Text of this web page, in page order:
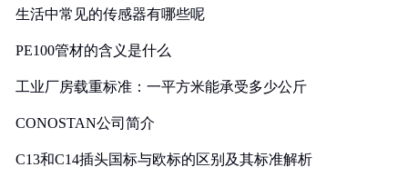
生活中常见的传感器有哪些呢
PE100管材的含义是什么
工业厂房载重标准：一平方米能承受多少公斤
CONOSTAN公司简介
C13和C14插头国标与欧标的区别及其标准解析